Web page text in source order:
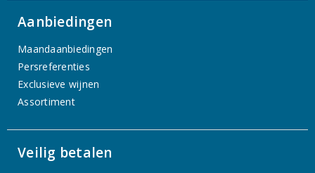
Aanbiedingen
Maandaanbiedingen
Persreferenties
Exclusieve wijnen
Assortiment
Veilig betalen